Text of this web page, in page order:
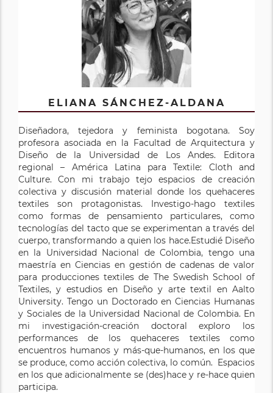
ELIANA SÁNCHEZ-ALDANA
Diseñadora, tejedora y feminista bogotana. Soy
profesora asociada en la Facultad de Arquitectura y
Diseño de la Universidad de Los Andes. Editora
regional – América Latina para Textile: Cloth and
Culture. Con mi trabajo tejo espacios de creación
colectiva y discusión material donde los quehaceres
textiles son protagonistas. Investigo-hago textiles
como formas de pensamiento particulares, como
tecnologías del tacto que se experimentan a través del
cuerpo, transformando a quien los hace.Estudié Diseño
en la Universidad Nacional de Colombia, tengo una
maestría en Ciencias en gestión de cadenas de valor
para producciones textiles de The Swedish School of
Textiles, y estudios en Diseño y arte textil en Aalto
University. Tengo un Doctorado en Ciencias Humanas
y Sociales de la Universidad Nacional de Colombia. En
mi investigación-creación doctoral exploro los
performances de los quehaceres textiles como
encuentros humanos y más-que-humanos, en los que
se produce, como acción colectiva, lo común. Espacios
en los que adicionalmente se (des)hace y re-hace quien
participa.